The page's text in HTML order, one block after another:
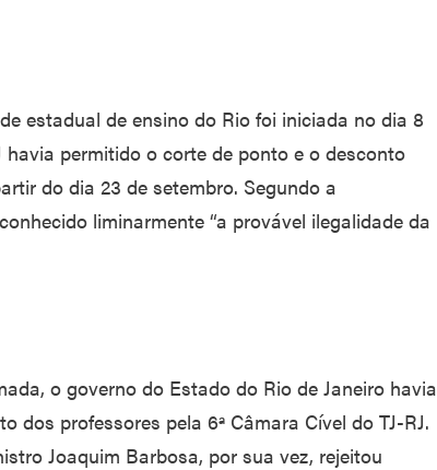
estadual de ensino do Rio foi iniciada no dia 8
havia permitido o corte de ponto e o desconto
do dia 23 de setembro. Segundo a
liminarmente “a provável ilegalidade da
o governo do Estado do Rio de Janeiro havia
dos professores pela 6ª Câmara Cível do TJ-RJ.
Joaquim Barbosa, por sua vez, rejeitou